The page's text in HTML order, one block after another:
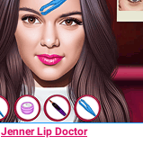
Jenner Lip Doctor